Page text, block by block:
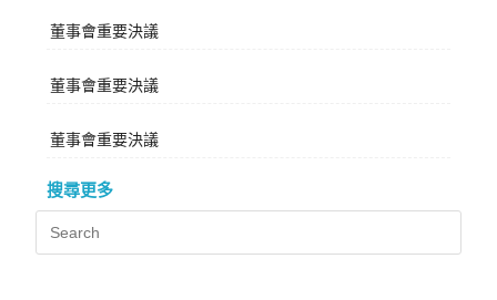
董事會重要決議
董事會重要決議
董事會重要決議
搜尋更多